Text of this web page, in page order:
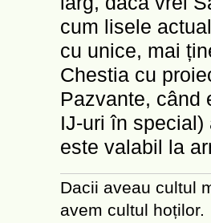
cum lisele
cu unice, mai
Chestia cu
Pazvante, când
IJ-uri în
este valabil la
Dacii aveau cultul
avem cultul hoților.